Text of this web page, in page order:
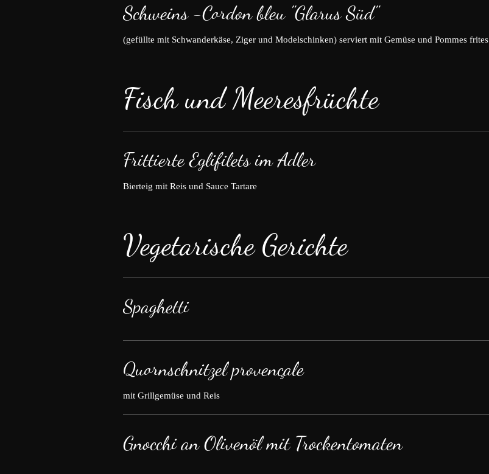
Schweins -Cordon bleu "Glarus Süd"
(gefüllte mit Schwanderkäse, Ziger und Modelschinken) serviert mit Gemüse und Pommes frites
Fisch und Meeresfrüchte
Frittierte Eglifilets im Adler
Bierteig mit Reis und Sauce Tartare
Vegetarische Gerichte
Spaghetti
Quornschnitzel provençale
mit Grillgemüse und Reis
Gnocchi an Olivenöl mit Trockentomaten